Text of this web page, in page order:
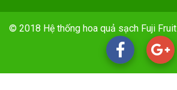
© 2018 Hệ thống hoa quả sạch Fuji Fruit